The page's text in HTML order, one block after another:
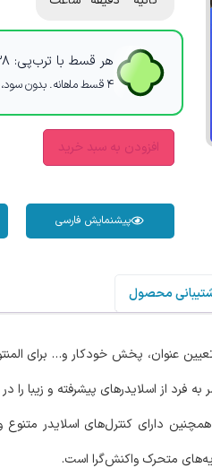
هر قسط با ترب‌پی:
۴ قسط ماهانه. بدون سود، چک و ضامن.
افزودن به سبد خرید
پیشنمایش فارسی
محصول
عنوان، پخش خودکار و… برای
از اسلایدرهای پیشرفته و زیبا را
همچنین دارای کنترل‌های اسلایدر
متحرک واکنش‌گرا است.